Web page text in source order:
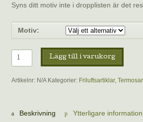
Syns ditt motiv inte i dropplisten är det
Motiv:
Vattenflaskor
med
olika
Lägg till i varukorg
Artikelnr: N/A Kategorier: Friluftsartiklar,
Beskrivning Ytterligare information